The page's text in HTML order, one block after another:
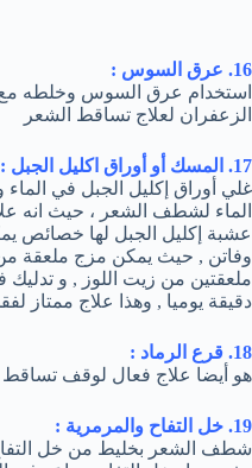
16. عرق السوس :
استخدام عرق السوس وخلطه مع
الزعفران لعلاج تساقط الشعر
17. المسك أو أوراق اكليل الجبل :
غلي أوراق إكليل الجبل في
الماء لشطف الشعر ، حيث انه
عشبة إكليل الجبل لها خصائص
وفاتن , حيث يمكن مزج ملعقة
ملعقتين من زيت اللوز , و
دقيقة يوميا , وهذا علاج ممتاز
18. قرع الرماد :
هو أيضا علاج فعال لوقف تساقط
19. خل التفاح والمرمرية :
شطف الشعر بخليط من خل